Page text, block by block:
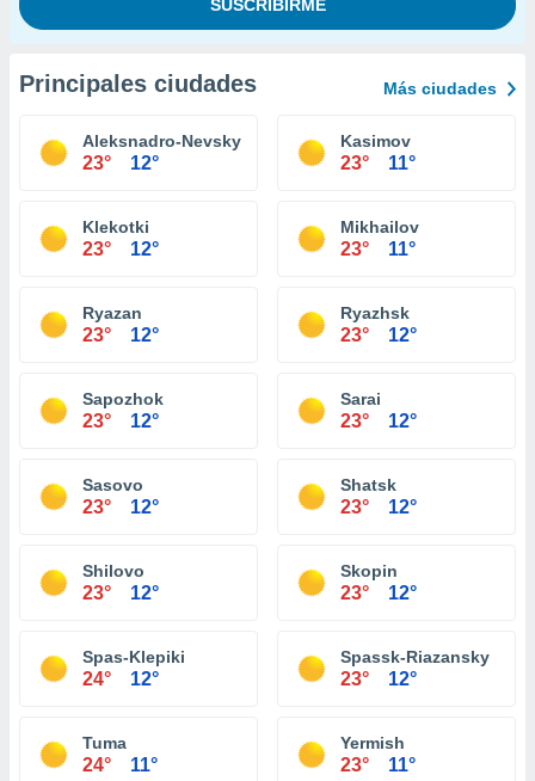
Principales ciudades Más ciudades
Aleksnadro-Nevsky
23° 12°
Kasimov
23° 11°
Klekotki
23° 12°
Mikhailov
23° 11°
Ryazan
23° 12°
Ryazhsk
23° 12°
Sapozhok
23° 12°
Sarai
23° 12°
Sasovo
23° 12°
Shatsk
23° 12°
Shilovo
23° 12°
Skopin
23° 12°
Spas-Klepiki
24° 12°
Spassk-Riazansky
23° 12°
Tuma
24° 11°
Yermish
23° 11°